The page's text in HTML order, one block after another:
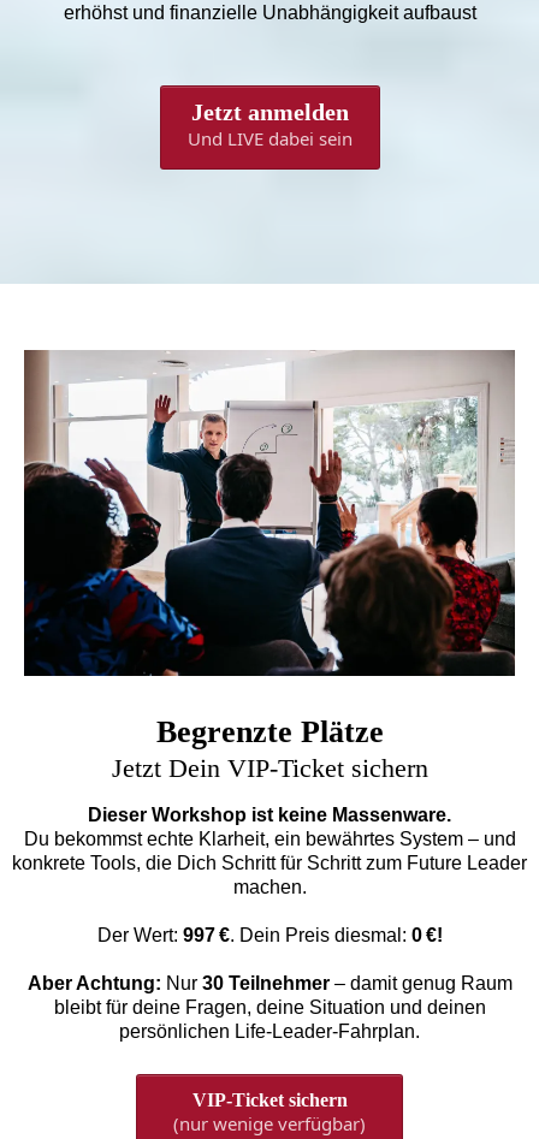
erhöhst und finanzielle Unabhängigkeit aufbaust
Jetzt anmelden
Und LIVE dabei sein
Begrenzte Plätze
Jetzt Dein VIP-Ticket sichern
Dieser Workshop ist keine Massenware.
Du bekommst echte Klarheit, ein bewährtes System – und
konkrete Tools, die Dich Schritt für Schritt zum Future Leader
machen.
Der Wert: 997 €. Dein Preis diesmal: 0 €!
Aber Achtung: Nur 30 Teilnehmer– damit genug Raum
bleibt für deine Fragen, deine Situation und deinen
persönlichen Life-Leader-Fahrplan.
VIP-Ticket sichern
(nur wenige verfügbar)